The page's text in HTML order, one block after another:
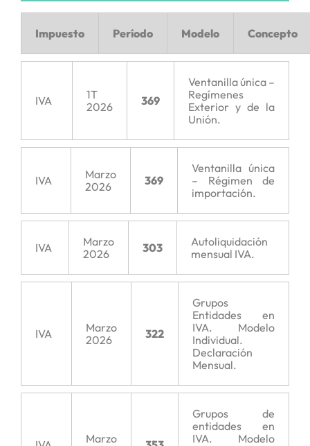
Impuesto Período Modelo Concepto
IVA
1T
2026
369
Ventanilla única –
Regímenes
Exterior y de la
Unión.
IVA
Marzo
2026
369
Ventanilla única
– Régimen de
importación.
IVA
Marzo
2026
303
Autoliquidación
mensual IVA.
IVA
Marzo
2026
322
Grupos
Entidades en
IVA. Modelo
Individual.
Declaración
Mensual.
Marzo
Grupos de
entidades en
IVA. Modelo